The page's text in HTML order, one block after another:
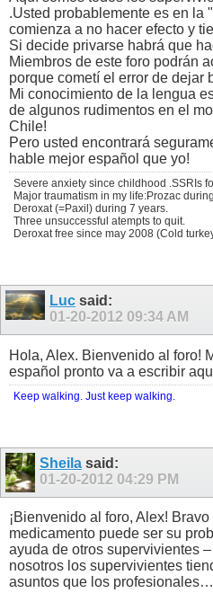
.Usted probablemente es en la
comienza a no hacer efecto y
Si decide privarse habrá que
Miembros de este foro podrán
porque cometí el error de dejar
Mi conocimiento de la lengua
de algunos rudimentos en el
Chile!
Pero usted encontrará
hable mejor español que yo!
Severe anxiety since childhood .SSRIs
Major traumatism in my life:Prozac
Deroxat (=Paxil) during 7 years.
Three unsuccessful atempts to quit.
Deroxat free since may 2008 (Cold
Luc said:
01-20-2012 09:34 AM
Hola, Alex. Bienvenido al foro!
español pronto va a escribir
Keep walking. Just keep walking.
Sheila said:
01-20-2012 04:29 PM
¡Bienvenido al foro, Alex!
medicamento puede ser su
ayuda de otros supervivientes
nosotros los supervivientes
asuntos que los